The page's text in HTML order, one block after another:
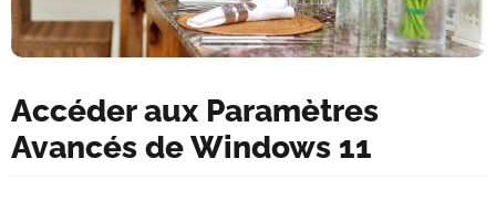
Accéder aux Paramètres
Avancés de Windows 11